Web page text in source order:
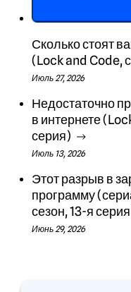
Сколько стоят
(Lock and Code,
Июль 27, 2026
Недостаточно
в интернете
серия)
Июль 13, 2026
Этот разрыв в
программу
сезон, 13-я
Июнь 29, 2026